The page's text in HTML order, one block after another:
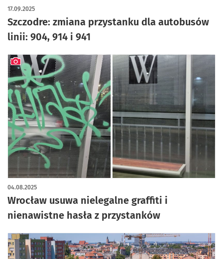
Szczodre: zmiana przystanku dla autobusów
linii: 904, 914 i 941
17.09.2025
Wrocław usuwa nielegalne graffiti i
nienawistne hasła z przystanków
04.08.2025
artykuł z galerią zdjęć